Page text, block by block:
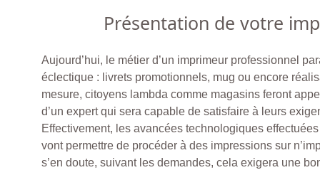
Présentation de votre
Aujourd’hui, le métier d’un imprimeur professionnel
éclectique : livrets promotionnels, mug ou encore
mesure, citoyens lambda comme magasins feront
d’un expert qui sera capable de satisfaire à leurs
Effectivement, les avancées technologiques
vont permettre de procéder à des impressions sur
s’en doute, suivant les demandes, cela exigera une